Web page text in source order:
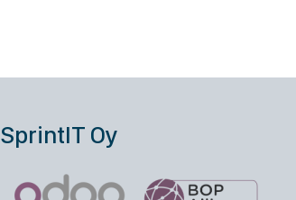
SprintIT Oy